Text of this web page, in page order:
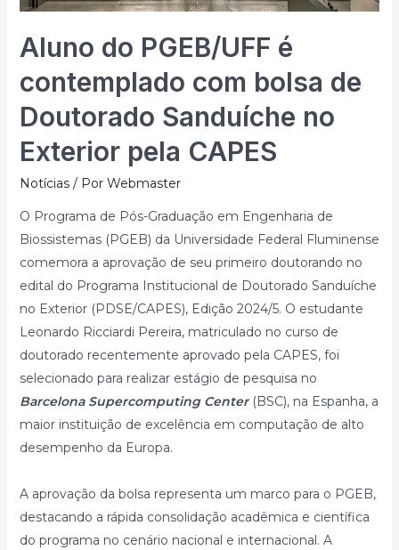
Aluno do PGEB/UFF é
contemplado com bolsa de
Doutorado Sanduíche no
Exterior pela CAPES
Notícias/ Por Webmaster
O Programa de Pós-Graduação em Engenharia de
Biossistemas (PGEB) da Universidade Federal Fluminense
comemora a aprovação de seu primeiro doutorando no
edital do Programa Institucional de Doutorado Sanduíche
no Exterior (PDSE/CAPES), Edição 2024/5. O estudante
Leonardo Ricciardi Pereira, matriculado no curso de
doutorado recentemente aprovado pela CAPES, foi
selecionado para realizar estágio de pesquisa no
Barcelona Supercomputing Center(BSC), na Espanha, a
maior instituição de excelência em computação de alto
desempenho da Europa.
A aprovação da bolsa representa um marco para o PGEB,
destacando a rápida consolidação acadêmica e científica
do programa no cenário nacional e internacional. A